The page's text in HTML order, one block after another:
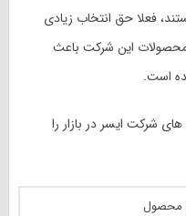
فعلا حق انتخاب زیادی
محصولات این شرکت باعث
است.
شرکت ایسر در بازار را
محصول